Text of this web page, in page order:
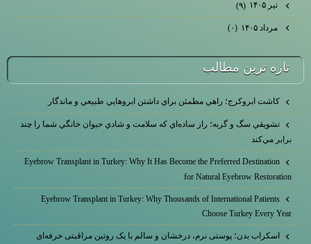
تیر ۱۴۰۵ (۹)
مرداد ۱۴۰۵ (۰)
تازه ترين مطالب
كاشت ابرو‌كرج؛ راهي مطمئن براي داشتن ابروهايي طبيعي و ماندگار
تشويقي سگ و گربه؛ راز ساده‌اي كه سلامت و شادي حيوان خانگي شما را چند
برابر مي‌كند
Eyebrow Transplant in Turkey: Why It Has Become the Preferred Destination
for Natural Eyebrow Restoration
Eyebrow Transplant in Turkey: Why Thousands of International Patients
Choose Turkey Every Year
اسکراب بدن؛ پوستی نرم، درخشان و سالم با یک روتین مراقبتی حرفه‌ای